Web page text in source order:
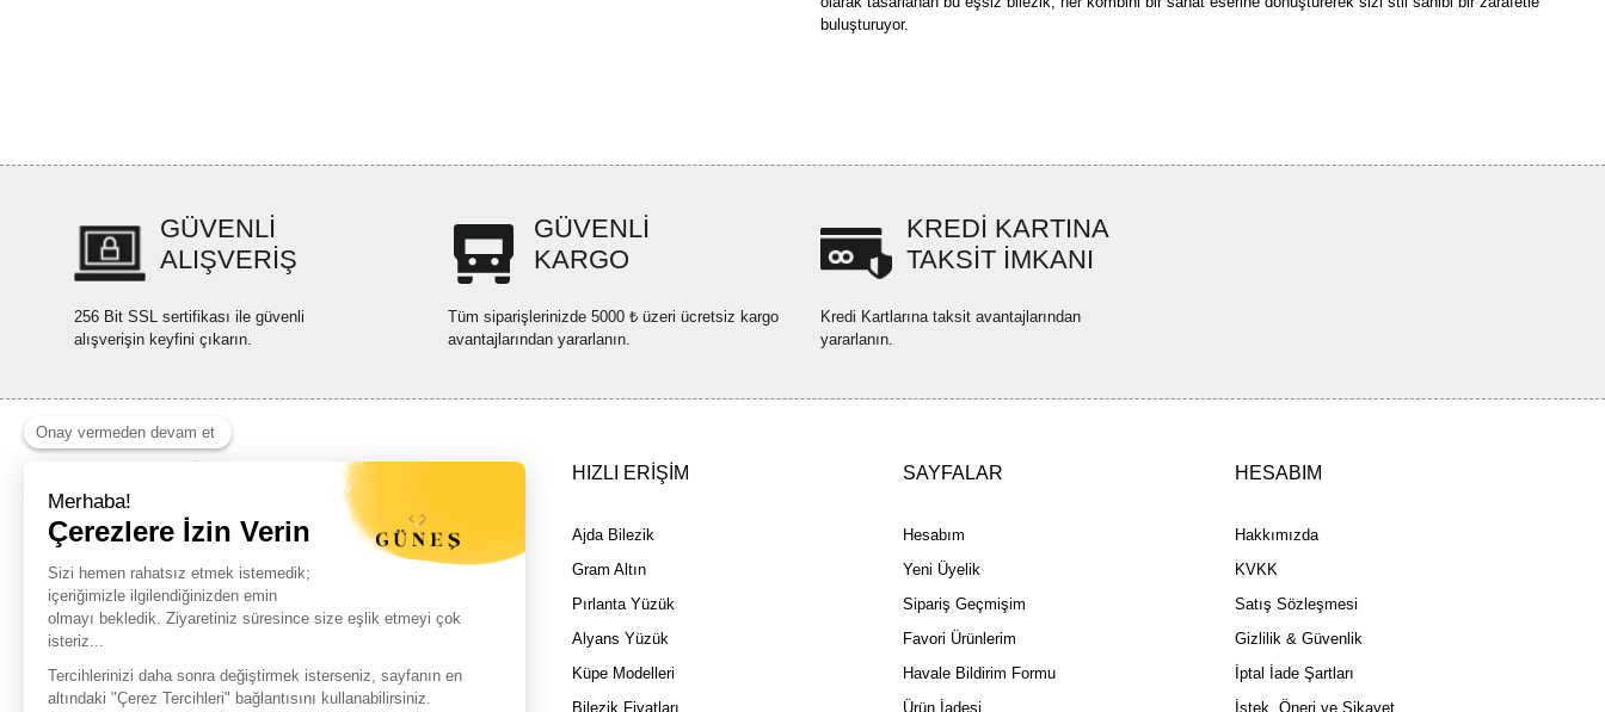
buluşturuyor.
Ürün açıklamasında eksik bilgiler bulunuyor.
Ürün bilgilerinde hatalar bulunuyor.
Bu ürüne benzer farklı alternatifler olmalı.
GÜVENLİ
ALIŞVERİŞ
256 Bit SSL sertifikası ile güvenli
alışverişin keyfini çıkarın.
GÜVENLİ
KARGO
Tüm siparişlerinizde 5000 ₺ üzeri ücretsiz kargo
avantajlarından yararlanın.
KREDİ KARTINA
TAKSİT İMKANI
Kredi Kartlarına taksit avantajlarından
yararlanın.
+
HIZLI ERİŞİM
Ajda Bilezik
Gram Altın
Pırlanta Yüzük
Alyans Yüzük
Küpe Modelleri
Bilezik Fiyatları
SAYFALAR
Hesabım
Yeni Üyelik
Sipariş Geçmişim
Favori Ürünlerim
Havale Bildirim Formu
Ürün İadesi
HESABIM
Hakkımızda
KVKK
Satış Sözleşmesi
Gizlilik & Güvenlik
İptal İade Şartları
İstek, Öneri ve Şikayet